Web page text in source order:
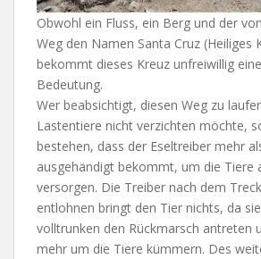
Obwohl ein Fluss, ein Berg und der
Weg den Namen Santa Cruz (Heiliges
bekommt dieses Kreuz unfreiwillig
Bedeutung.
Wer beabsichtigt, diesen Weg zu
Lastentiere nicht verzichten möchte,
bestehen, dass der Eseltreiber mehr
ausgehändigt bekommt, um die Tiere
versorgen. Die Treiber nach dem
entlohnen bringt den Tier nichts, da
volltrunken den Rückmarsch antreten
mehr um die Tiere kümmern. Des